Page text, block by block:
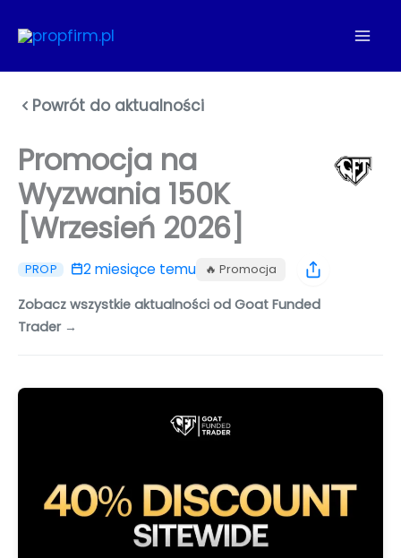
do
Powrót do aktualności
Promocja na
Wyzwania 150K
[Wrzesień 2026]
PROP 2 miesiące temu 🔥 Promocja
Zobacz wszystkie aktualności od Goat Funded
Trader →